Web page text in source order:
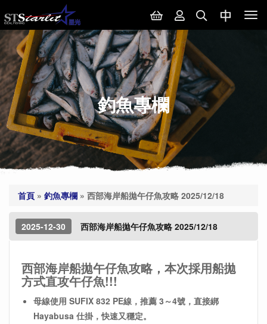
釣魚專欄
首頁 » 釣魚專欄 » 西部海岸船拋午仔魚攻略 2025/12/18
2025-12-30 西部海岸船拋午仔魚攻略 2025/12/18
西部海岸船拋午仔魚攻略，本次採用船拋
方式直攻午仔魚!!!
母線使用 SUFIX 832 PE線，推薦 3～4號，直接綁
Hayabusa 仕掛，快速又穩定。